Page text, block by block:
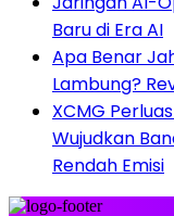
Baru di Era AI
Apa Benar
Lambung?
XCMG
Wujudkan
Rendah Emisi